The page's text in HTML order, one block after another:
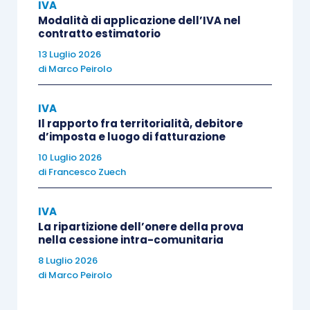
assistenza
scorso anno,vede coinvolti:
i soggetti che effettuano la
trimestrale dell’Iva, ai sensi dell’articolo
modifiche);
dell’Ivasecondo la contabilità per cassa,
ai sensi dell’articolo 32-bis, D.L. 83/2012
trimestrale dell’Iva, ai sensi dell’articolo
i soggetti per i quali nell’anno di
IVA
Modalità di applicazione dell’IVA nel
contratto estimatorio
13 Luglio 2026
di Marco Peirolo
IVA
Il rapporto fra territorialità, debitore
d’imposta e luogo di fatturazione
10 Luglio 2026
di Francesco Zuech
IVA
La ripartizione dell’onere della prova
nella cessione intra-comunitaria
8 Luglio 2026
di Marco Peirolo